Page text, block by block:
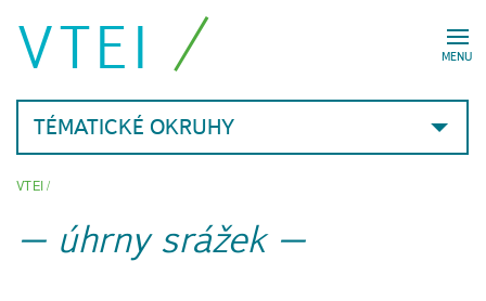
MENU
VTEI
TÉMATICKÉ OKRUHY
VTEI/
úhrny srážek